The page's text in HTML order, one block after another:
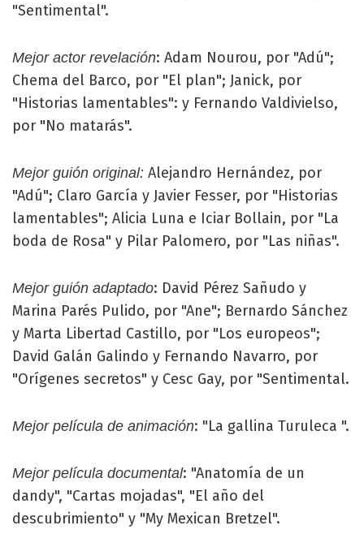
"Sentimental".
Mejor actor revelación: Adam Nourou, por "Adú";
Chema del Barco, por "El plan"; Janick, por
"Historias lamentables": y Fernando Valdivielso,
por "No matarás".
Mejor guión original: Alejandro Hernández, por
"Adú"; Claro García y Javier Fesser, por "Historias
lamentables"; Alicia Luna e Iciar Bollain, por "La
boda de Rosa" y Pilar Palomero, por "Las niñas".
Mejor guión adaptado: David Pérez Sañudo y
Marina Parés Pulido, por "Ane"; Bernardo Sánchez
y Marta Libertad Castillo, por "Los europeos";
David Galán Galindo y Fernando Navarro, por
"Orígenes secretos" y Cesc Gay, por "Sentimental.
Mejor película de animación: "La gallina Turuleca ".
Mejor película documental: "Anatomía de un
dandy", "Cartas mojadas", "El año del
descubrimiento" y "My Mexican Bretzel".